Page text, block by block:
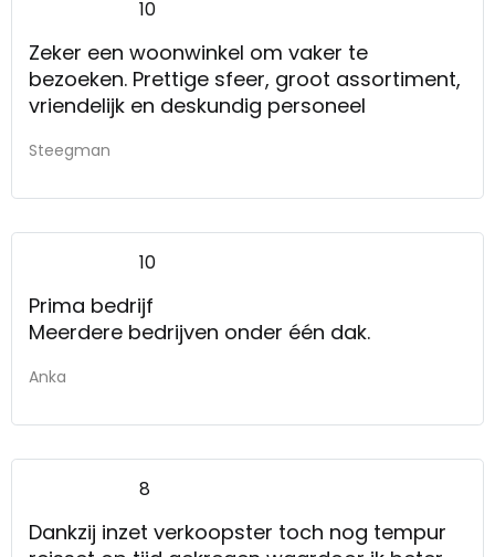
10
Zeker een woonwinkel om vaker te
bezoeken. Prettige sfeer, groot assortiment,
vriendelijk en deskundig personeel
Steegman
10
Prima bedrijf
Meerdere bedrijven onder één dak.
Anka
8
Dankzij inzet verkoopster toch nog tempur